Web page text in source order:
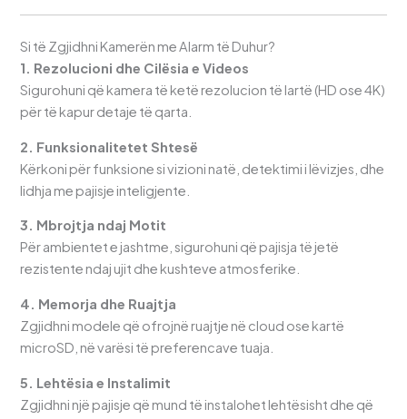
Si të Zgjidhni Kamerën me Alarm të Duhur?
1. Rezolucioni dhe Cilësia e Videos
Sigurohuni që kamera të ketë rezolucion të lartë (HD ose 4K)
për të kapur detaje të qarta.
2. Funksionalitetet Shtesë
Kërkoni për funksione si vizioni natë, detektimi i lëvizjes, dhe
lidhja me pajisje inteligjente.
3. Mbrojtja ndaj Motit
Për ambientet e jashtme, sigurohuni që pajisja të jetë
rezistente ndaj ujit dhe kushteve atmosferike.
4. Memorja dhe Ruajtja
Zgjidhni modele që ofrojnë ruajtje në cloud ose kartë
microSD, në varësi të preferencave tuaja.
5. Lehtësia e Instalimit
Zgjidhni një pajisje që mund të instalohet lehtësisht dhe që